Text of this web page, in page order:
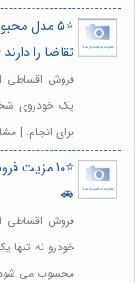
⭐️5 مدل
تقاضا را
فروش اقساطی
یک خودروی
برای انجام. |
⭐️10 مزیت
🚗
فروش اقساطی
خودرو نه تنها
محسوب می شود.